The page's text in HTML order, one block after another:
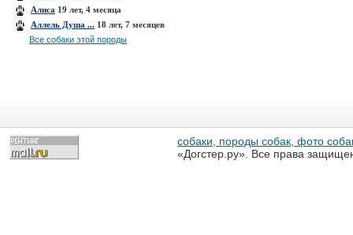
Алиса 19 лет, 4 месяца
Аллель Душа ... 18 лет, 7 месяцев
Все собаки этой породы
собаки, породы собак, фото
«Догстер.ру». Все права